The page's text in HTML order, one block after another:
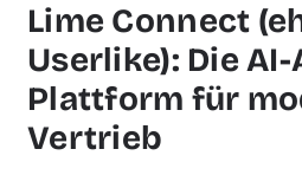
Lime Connect
Userlike): Die
Plattform für
Vertrieb